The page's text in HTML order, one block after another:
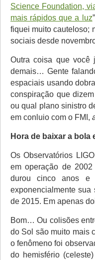
Science Foundation,
mais rápidos que a luz
fiquei muito cauteloso;
sociais desde
Outra coisa que você
demais… Gente
espaciais usando
conspiração que
ou qual plano sinistro
em conluio com o FMI,
Hora de baixar a
Os Observatórios
em operação de
durou cinco anos e
exponencialmente
de 2015. Em apenas
Bom… Ou colisões
do Sol são muito mais
o fenômeno foi
do hemisfério